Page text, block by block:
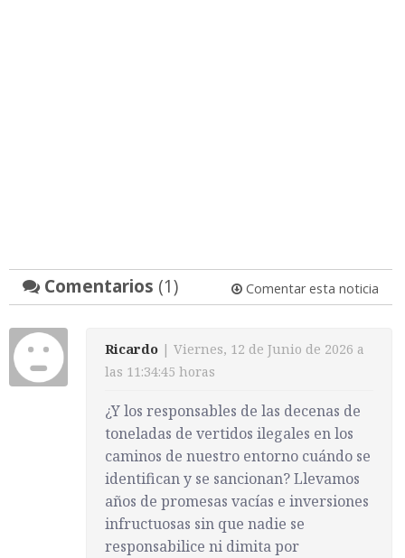
Comentarios (1) Comentar esta noticia
Ricardo | Viernes, 12 de Junio de 2026 a
las 11:34:45 horas
¿Y los responsables de las decenas de
toneladas de vertidos ilegales en los
caminos de nuestro entorno cuándo se
identifican y se sancionan? Llevamos
años de promesas vacías e inversiones
infructuosas sin que nadie se
responsabilice ni dimita por